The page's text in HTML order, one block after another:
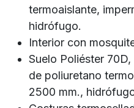
termoaislante,
hidrófugo.
Interior con
Suelo Poliéster
de poliuretano
2500 mm.,